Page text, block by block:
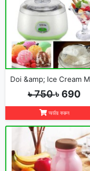
৳ 750৳ 690
অর্ডার করুন